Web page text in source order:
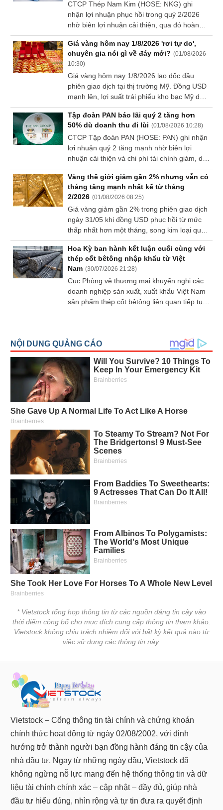
CTCP Thép Nam Kim (HOSE: NKG) ghi
nhận lợi nhuận phục hồi trong quý 2/2026
nhờ biên lợi nhuận cải thiện, qua đó hoàn
thành gần một nửa kế hoạch lợi nhuận năm.
Giá vàng hôm nay 1/8/2026 'rơi tự do',
chuyên gia nói gì về đáy mới? (01/08/2026
10:30)
Giá vàng hôm nay 1/8/2026 lao dốc đầu
phiên giao dịch tại thị trường Mỹ. Đồng USD
mạnh lên, lợi suất trái phiếu kho bạc Mỹ duy
trì ở mức cao và giá dầu phục hồi đã tạo áp
lực lên giá vàng.
Tập đoàn PAN báo lãi quý 2 tăng hơn
50% dù doanh thu đi lùi (01/08/2026 10:28)
CTCP Tập đoàn PAN (HOSE: PAN) ghi nhận
lợi nhuận quý 2 tăng mạnh nhờ biên lợi
nhuận cải thiện và chi phí tài chính giảm, dù
doanh thu tiếp tục đi lùi so với cùng kỳ.
Vàng thế giới giảm gần 2% nhưng vẫn có
tháng tăng mạnh nhất kể từ tháng
2/2026 (01/08/2026 08:25)
Giá vàng giảm gần 2% trong phiên giao dịch
ngày 31/05 khi đồng USD phục hồi từ mức
thấp nhất hơn một tháng, song kim loại quý
vẫn trên đà ghi nhận tháng tăng đầu tiên sau
5 tháng nhờ lạm phát tại Mỹ hạ nhiệt, làm
giảm kỳ vọng Fed tiếp tục nâng lãi suất.
Hoa Kỳ ban hành kết luận cuối cùng với
thép cốt bêtông nhập khẩu từ Việt
Nam (30/07/2026 21:28)
Cục Phòng vệ thương mại khuyến nghị các
doanh nghiệp sản xuất, xuất khẩu Việt Nam
sản phẩm thép cốt bêtông liên quan tiếp tục
* Vietstock tổng hợp thông tin từ các nguồn đáng tin cậy vào
thời điểm công bố cho mục đích cung cấp thông tin tham khảo.
Vietstock không chịu trách nhiệm đối với bất kỳ kết quả nào từ
việc sử dụng các thông tin này.
Vietstock – Cổng thông tin tài chính và chứng khoán
chính thức hoạt động từ ngày 02/08/2002, với định
hướng trở thành người bạn đồng hành đáng tin cậy của
nhà đầu tư. Ngay từ những ngày đầu, Vietstock đã
không ngừng nỗ lực mang đến hệ thống thông tin và dữ
liệu tài chính chính xác – cập nhật – đầy đủ, giúp nhà
đầu tư hiểu đúng, nhìn rộng và tự tin đưa ra quyết định
chính